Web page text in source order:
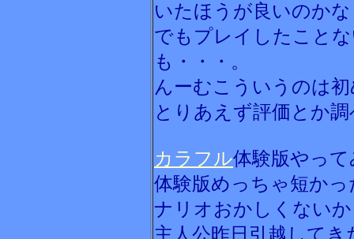
いたほうが良いのか
でもプレイしたこと
も・・・。
んーむこういうのは
とりあえず評価とか
カラフル体験版やっ
体験版めっちゃ短か
ナリオおかしくない
主人公昨日引越して